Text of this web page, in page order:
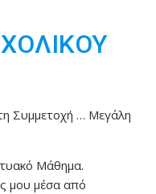
Συμμετοχή … Μεγάλη
Μάθημα.
μου μέσα από